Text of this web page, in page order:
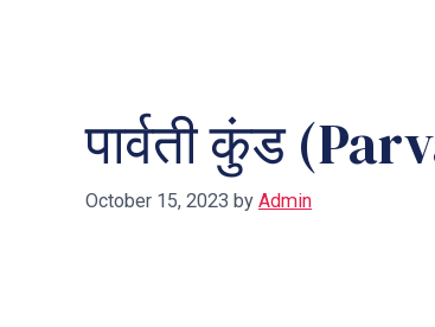
पार्वती कुंड
October 15, 2023 by Admin